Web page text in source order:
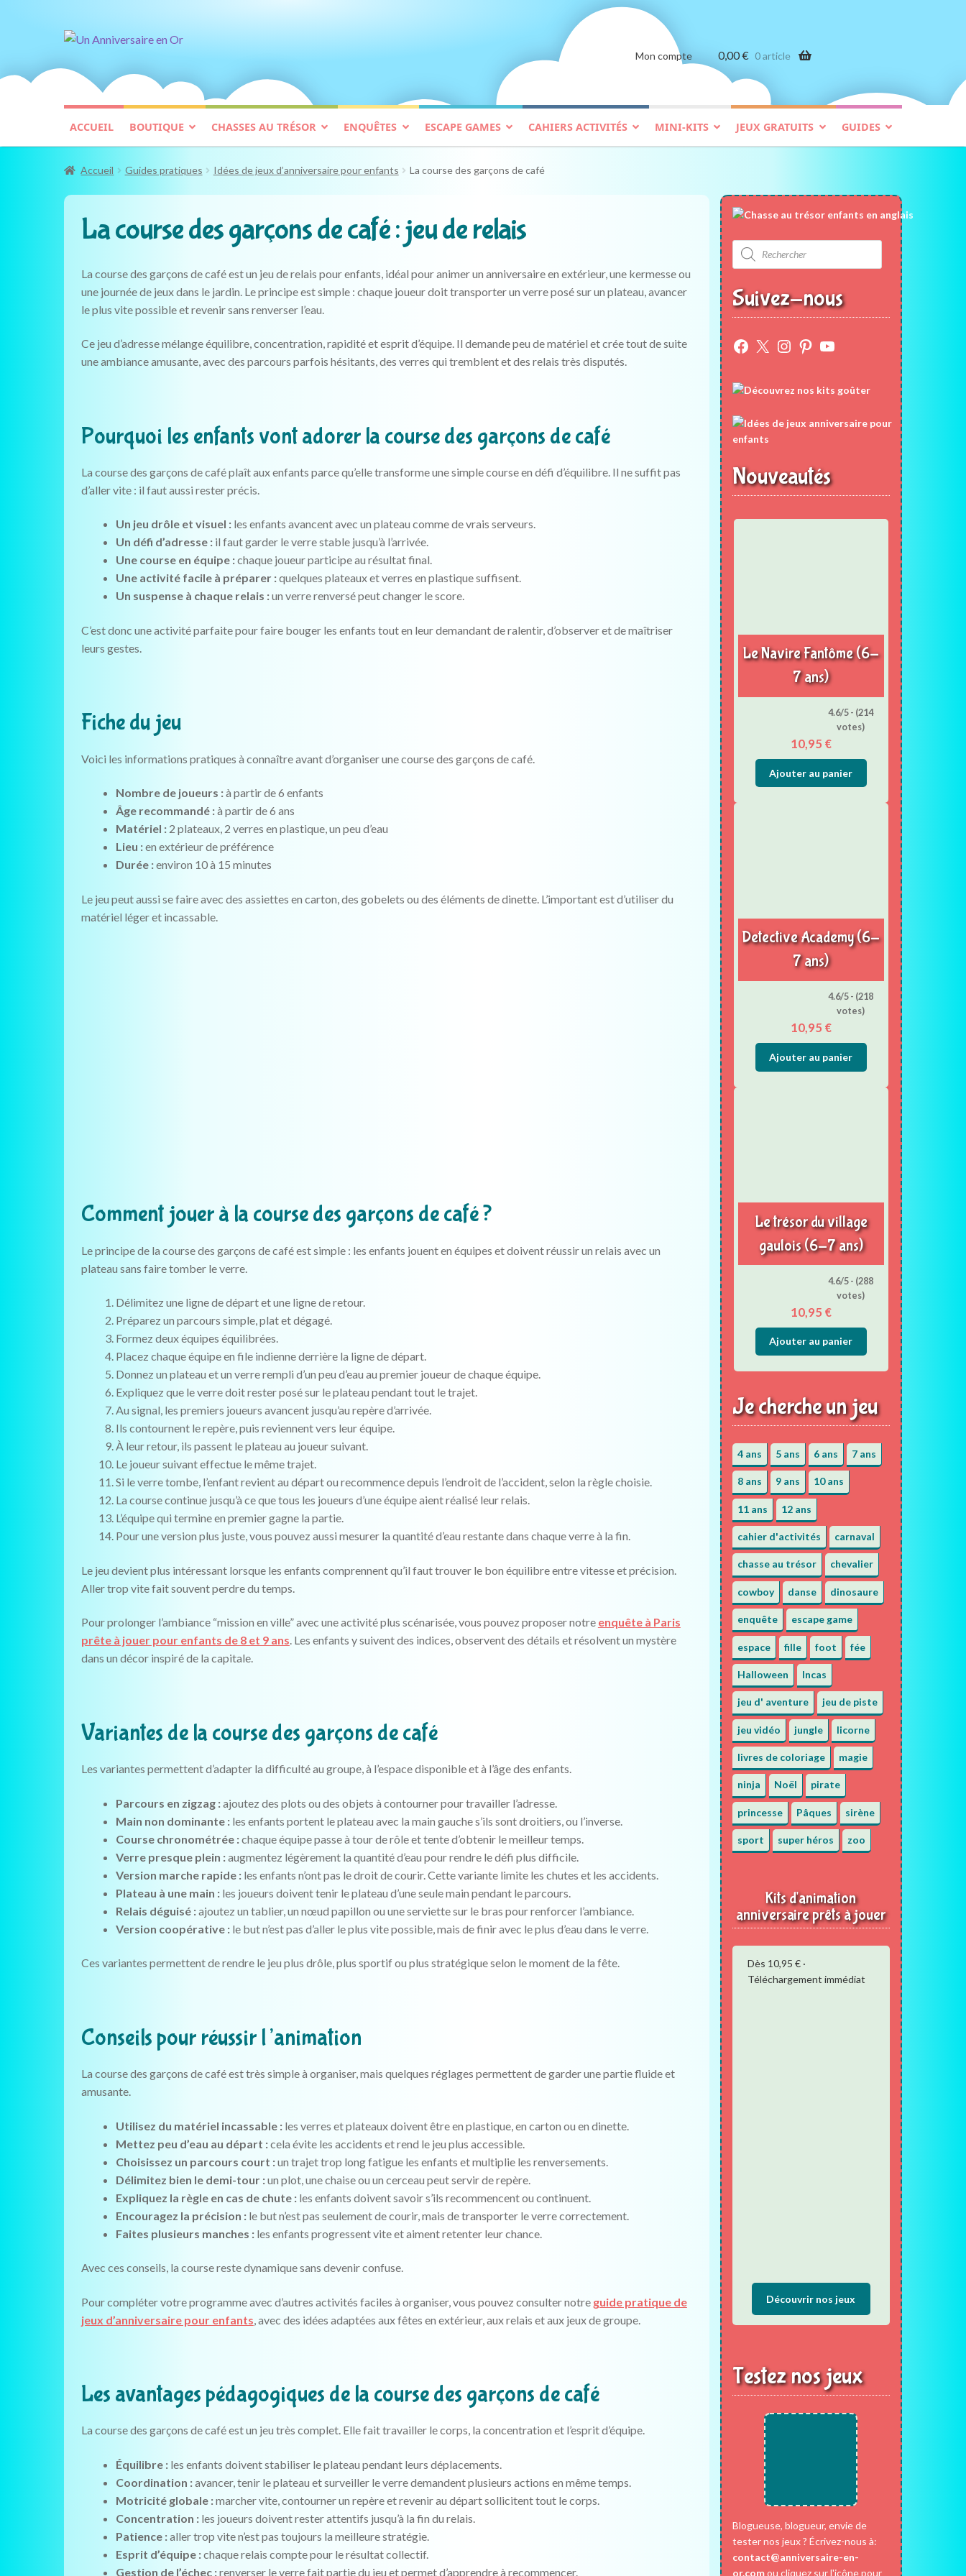
Aller
la
navigation
Aller
contenu
Mon compte 0,00€ 0 article
ACCUEIL BOUTIQUE CHASSES AU TRÉSOR ENQUÊTES ESCAPE GAMES CAHIERS ACTIVITÉS MINI-KITS JEUX GRATUITS GUIDES
Accueil Guides pratiques Idées de jeux d’anniversaire pour enfants La course des garçons de café
La course des garçons de café : jeu de relais
La course des garçons de café est un jeu de relais pour enfants, idéal pour animer un anniversaire en extérieur, une kermesse ou
une journée de jeux dans le jardin. Le principe est simple : chaque joueur doit transporter un verre posé sur un plateau, avancer
le plus vite possible et revenir sans renverser l’eau.
Ce jeu d’adresse mélange équilibre, concentration, rapidité et esprit d’équipe. Il demande peu de matériel et crée tout de suite
une ambiance amusante, avec des parcours parfois hésitants, des verres qui tremblent et des relais très disputés.
Pourquoi les enfants vont adorer la course des garçons de café
La course des garçons de café plaît aux enfants parce qu’elle transforme une simple course en défi d’équilibre. Il ne suffit pas
d’aller vite : il faut aussi rester précis.
Un jeu drôle et visuel :les enfants avancent avec un plateau comme de vrais serveurs.
Un défi d’adresse :il faut garder le verre stable jusqu’à l’arrivée.
Une course en équipe :chaque joueur participe au résultat final.
Une activité facile à préparer :quelques plateaux et verres en plastique suffisent.
Un suspense à chaque relais :un verre renversé peut changer le score.
C’est donc une activité parfaite pour faire bouger les enfants tout en leur demandant de ralentir, d’observer et de maîtriser
leurs gestes.
Fiche du jeu
Voici les informations pratiques à connaître avant d’organiser une course des garçons de café.
Nombre de joueurs :à partir de 6 enfants
Âge recommandé :à partir de 6 ans
Matériel :2 plateaux, 2 verres en plastique, un peu d’eau
Lieu :en extérieur de préférence
Durée :environ 10 à 15 minutes
Le jeu peut aussi se faire avec des assiettes en carton, des gobelets ou des éléments de dinette. L’important est d’utiliser du
matériel léger et incassable.
Comment jouer à la course des garçons de café ?
Le principe de la course des garçons de café est simple : les enfants jouent en équipes et doivent réussir un relais avec un
plateau sans faire tomber le verre.
Délimitez une ligne de départ et une ligne de retour.
Préparez un parcours simple, plat et dégagé.
Formez deux équipes équilibrées.
Placez chaque équipe en file indienne derrière la ligne de départ.
Donnez un plateau et un verre rempli d’un peu d’eau au premier joueur de chaque équipe.
Expliquez que le verre doit rester posé sur le plateau pendant tout le trajet.
Au signal, les premiers joueurs avancent jusqu’au repère d’arrivée.
Ils contournent le repère, puis reviennent vers leur équipe.
À leur retour, ils passent le plateau au joueur suivant.
Le joueur suivant effectue le même trajet.
Si le verre tombe, l’enfant revient au départ ou recommence depuis l’endroit de l’accident, selon la règle choisie.
La course continue jusqu’à ce que tous les joueurs d’une équipe aient réalisé leur relais.
L’équipe qui termine en premier gagne la partie.
Pour une version plus juste, vous pouvez aussi mesurer la quantité d’eau restante dans chaque verre à la fin.
Le jeu devient plus intéressant lorsque les enfants comprennent qu’il faut trouver le bon équilibre entre vitesse et précision.
Aller trop vite fait souvent perdre du temps.
Pour prolonger l’ambiance “mission en ville” avec une activité plus scénarisée, vous pouvez proposer notre enquête à Paris
prête à jouer pour enfants de 8 et 9 ans. Les enfants y suivent des indices, observent des détails et résolvent un mystère
dans un décor inspiré de la capitale.
Variantes de la course des garçons de café
Les variantes permettent d’adapter la difficulté au groupe, à l’espace disponible et à l’âge des enfants.
Parcours en zigzag :ajoutez des plots ou des objets à contourner pour travailler l’adresse.
Main non dominante :les enfants portent le plateau avec la main gauche s’ils sont droitiers, ou l’inverse.
Course chronométrée :chaque équipe passe à tour de rôle et tente d’obtenir le meilleur temps.
Verre presque plein :augmentez légèrement la quantité d’eau pour rendre le défi plus difficile.
Version marche rapide :les enfants n’ont pas le droit de courir. Cette variante limite les chutes et les accidents.
Plateau à une main :les joueurs doivent tenir le plateau d’une seule main pendant le parcours.
Relais déguisé :ajoutez un tablier, un nœud papillon ou une serviette sur le bras pour renforcer l’ambiance.
Version coopérative :le but n’est pas d’aller le plus vite possible, mais de finir avec le plus d’eau dans le verre.
Ces variantes permettent de rendre le jeu plus drôle, plus sportif ou plus stratégique selon le moment de la fête.
Conseils pour réussir l’animation
La course des garçons de café est très simple à organiser, mais quelques réglages permettent de garder une partie fluide et
amusante.
Utilisez du matériel incassable :les verres et plateaux doivent être en plastique, en carton ou en dinette.
Mettez peu d’eau au départ :cela évite les accidents et rend le jeu plus accessible.
Choisissez un parcours court :un trajet trop long fatigue les enfants et multiplie les renversements.
Délimitez bien le demi-tour :un plot, une chaise ou un cerceau peut servir de repère.
Expliquez la règle en cas de chute :les enfants doivent savoir s’ils recommencent ou continuent.
Encouragez la précision :le but n’est pas seulement de courir, mais de transporter le verre correctement.
Faites plusieurs manches :les enfants progressent vite et aiment retenter leur chance.
Avec ces conseils, la course reste dynamique sans devenir confuse.
Pour compléter votre programme avec d’autres activités faciles à organiser, vous pouvez consulter notre guide pratique de
jeux d’anniversaire pour enfants, avec des idées adaptées aux fêtes en extérieur, aux relais et aux jeux de groupe.
Les avantages pédagogiques de la course des garçons de café
La course des garçons de café est un jeu très complet. Elle fait travailler le corps, la concentration et l’esprit d’équipe.
Équilibre :les enfants doivent stabiliser le plateau pendant leurs déplacements.
Coordination :avancer, tenir le plateau et surveiller le verre demandent plusieurs actions en même temps.
Motricité globale :marcher vite, contourner un repère et revenir au départ sollicitent tout le corps.
Concentration :les joueurs doivent rester attentifs jusqu’à la fin du relais.
Patience :aller trop vite n’est pas toujours la meilleure stratégie.
Esprit d’équipe :chaque relais compte pour le résultat collectif.
Gestion de l’échec :renverser le verre fait partie du jeu et permet d’apprendre à recommencer.
Recherche
de
produits
Suivez-nous
Facebook
X Instagram
Pinterest
YouTube
Nouveautés
Le Navire Fantôme (6-
7 ans)
4.6/5 - (214
votes)
10,95 €
Ajouter au panier
Detective Academy (6-
7 ans)
4.6/5 - (218
votes)
10,95 €
Ajouter au panier
Le trésor du village
gaulois (6-7 ans)
4.6/5 - (288
votes)
10,95 €
Ajouter au panier
Je cherche un jeu
4 ans 5 ans 6 ans 7 ans
8 ans 9 ans 10 ans
11 ans 12 ans
cahier d'activités carnaval
chasse au trésor chevalier
cowboy danse dinosaure
enquête escape game
espace fille foot fée
Halloween Incas
jeu d' aventure jeu de piste
jeu vidéo jungle licorne
livres de coloriage magie
ninja Noël pirate
princesse Pâques sirène
sport super héros zoo
Kits d'animation
anniversaire prêts à jouer
Dès 10,95 € ·
Téléchargement immédiat
Découvrir nos jeux
Testez nos jeux
Blogueuse, blogueur, envie de
tester nos jeux ? Écrivez-nous à:
contact@anniversaire-en-
or.comou cliquez sur l'icône pour